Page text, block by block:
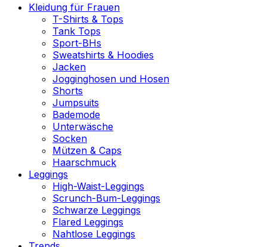
Kleidung für Frauen
T-Shirts & Tops
Tank Tops
Sport-BHs
Sweatshirts & Hoodies
Jacken
Jogginghosen und Hosen
Shorts
Jumpsuits
Bademode
Unterwäsche
Socken
Mützen & Caps
Haarschmuck
Leggings
High-Waist-Leggings
Scrunch-Bum-Leggings
Schwarze Leggings
Flared Leggings
Nahtlose Leggings